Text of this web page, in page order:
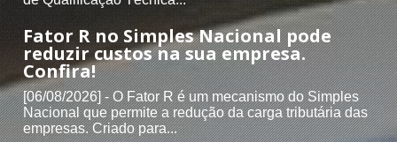
Fator R no Simples Nacional pode
reduzir custos na sua empresa.
Confira!
[06/08/2026] - O Fator R é um mecanismo do Simples
Nacional que permite a redução da carga tributária das
empresas. Criado para...